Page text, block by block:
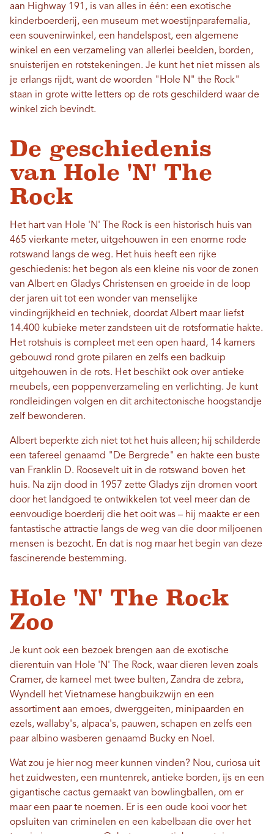
aan Highway 191, is van alles in één: een exotische
kinderboerderij, een museum met woestijnparafernalia,
een souvenirwinkel, een handelspost, een algemene
winkel en een verzameling van allerlei beelden, borden,
snuisterijen en rotstekeningen. Je kunt het niet missen als
je erlangs rijdt, want de woorden "Hole N" the Rock"
staan ​​in grote witte letters op de rots geschilderd waar de
winkel zich bevindt.
De geschiedenis
van Hole 'N' The
Rock
Het hart van Hole 'N' The Rock is een historisch huis van
465 vierkante meter, uitgehouwen in een enorme rode
rotswand langs de weg. Het huis heeft een rijke
geschiedenis: het begon als een kleine nis voor de zonen
van Albert en Gladys Christensen en groeide in de loop
der jaren uit tot een wonder van menselijke
vindingrijkheid en techniek, doordat Albert maar liefst
14.400 kubieke meter zandsteen uit de rotsformatie hakte.
Het rotshuis is compleet met een open haard, 14 kamers
gebouwd rond grote pilaren en zelfs een badkuip
uitgehouwen in de rots. Het beschikt ook over antieke
meubels, een poppenverzameling en verlichting. Je kunt
rondleidingen volgen en dit architectonische hoogstandje
zelf bewonderen.
Albert beperkte zich niet tot het huis alleen; hij schilderde
een tafereel genaamd "De Bergrede" en hakte een buste
van Franklin D. Roosevelt uit in de rotswand boven het
huis. Na zijn dood in 1957 zette Gladys zijn dromen voort
door het landgoed te ontwikkelen tot veel meer dan de
eenvoudige boerderij die het ooit was – hij maakte er een
fantastische attractie langs de weg van die door miljoenen
mensen is bezocht. En dat is nog maar het begin van deze
fascinerende bestemming.
Hole 'N' The Rock
Zoo
Je kunt ook een bezoek brengen aan de exotische
dierentuin van Hole 'N' The Rock, waar dieren leven zoals
Cramer, de kameel met twee bulten, Zandra de zebra,
Wyndell het Vietnamese hangbuikzwijn en een
assortiment aan emoes, dwerggeiten, minipaarden en
ezels, wallaby's, alpaca's, pauwen, schapen en zelfs een
paar albino wasberen genaamd Bucky en Noel.
Wat zou je hier nog meer kunnen vinden? Nou, curiosa uit
het zuidwesten, een muntenrek, antieke borden, ijs en een
gigantische cactus gemaakt van bowlingballen, om er
maar een paar te noemen. Er is een oude kooi voor het
opsluiten van criminelen en een kabelbaan die over het